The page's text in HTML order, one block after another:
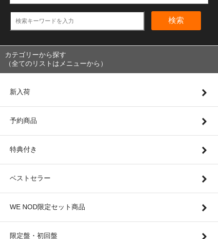
検索
カテゴリーから探す
（全てのリストはメニューから）
新入荷
予約商品
特典付き
ベストセラー
WE NOD限定セット商品
限定盤・初回盤